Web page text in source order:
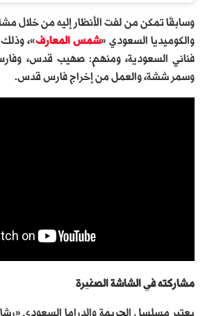
وسابقًا تمكن من لفت الأنظار إليه من خلال
والكوميديا السعودي «شمس المعارف»،
فناني السعودية، ومنهم: صهيب قدس،
وسمر ششة، والعمل من إخراج فارس قدس.
مشاركته في الشاشة الصغيرة
يعتبر مسلسل الجريمة والدراما السعودي